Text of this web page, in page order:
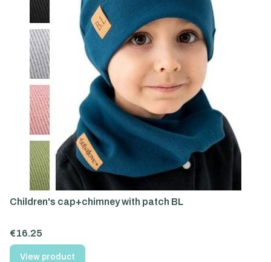
Children's cap+chimney with patch BL
Price
€16.25
View product